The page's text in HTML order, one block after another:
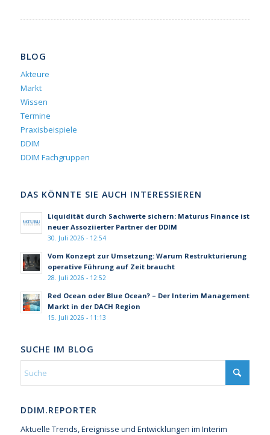
BLOG
Akteure
Markt
Wissen
Termine
Praxisbeispiele
DDIM
DDIM Fachgruppen
DAS KÖNNTE SIE AUCH INTERESSIEREN
Liquidität durch Sachwerte sichern: Maturus Finance ist
neuer Assoziierter Partner der DDIM
30. Juli 2026 - 12:54
Vom Konzept zur Umsetzung: Warum Restrukturierung
operative Führung auf Zeit braucht
28. Juli 2026 - 12:52
Red Ocean oder Blue Ocean? – Der Interim Management
Markt in der DACH Region
15. Juli 2026 - 11:13
SUCHE IM BLOG
DDIM.REPORTER
Aktuelle Trends, Ereignisse und Entwicklungen im Interim